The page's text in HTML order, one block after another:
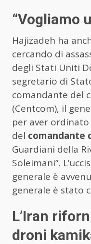
“Vogliamo
Hajizadeh ha
cercando di
degli Stati Uniti
segretario di
comandante del
(Centcom), il
per aver ordinato
del comandante
Guardiani della
Soleimani”.
generale è
generale è stato
L’Iran
droni